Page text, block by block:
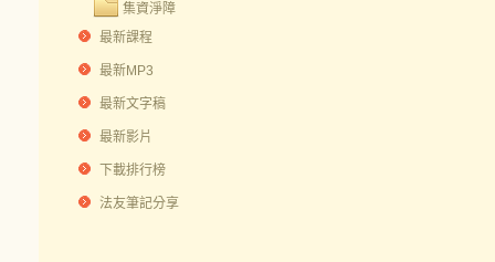
集資淨障
最新課程
最新MP3
最新文字稿
最新影片
下載排行榜
法友筆記分享